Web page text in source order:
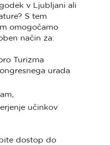
v Ljubljani ali
S tem
omogočamo
način za:
Turizma
urada
učinkov
dostop do